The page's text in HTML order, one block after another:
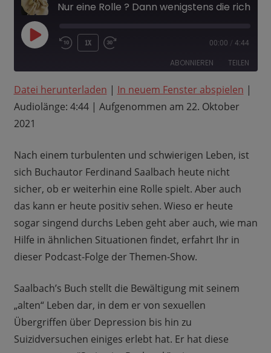
PLAY
1X 00:00 / 4:44
ABONNIEREN TEILEN
RSS FEED
TEILEN
LINK
Datei herunterladen | In neuem Fenster abspielen |
Audiolänge: 4:44| Aufgenommen am 22. Oktober
2021
Nach einem turbulenten und schwierigen Leben, ist
sich Buchautor Ferdinand Saalbach heute nicht
sicher, ob er weiterhin eine Rolle spielt. Aber auch
das kann er heute positiv sehen. Wieso er heute
sogar singend durchs Leben geht aber auch, wie man
Hilfe in ähnlichen Situationen findet, erfahrt Ihr in
dieser Podcast-Folge der Themen-Show.
Saalbach’s Buch stellt die Bewältigung mit seinem
„alten“ Leben dar, in dem er von sexuellen
Übergriffen über Depression bis hin zu
Suizidversuchen einiges erlebt hat. Er hat diese